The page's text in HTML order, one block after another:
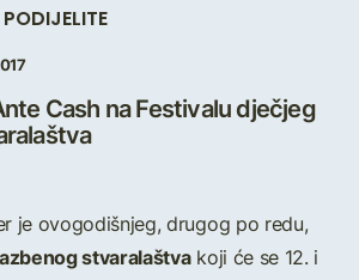
PODIJELITE
Cash na Festivalu dječjeg
je ovogodišnjeg, drugog po redu,
stvaralaštvakoji će se 12. i